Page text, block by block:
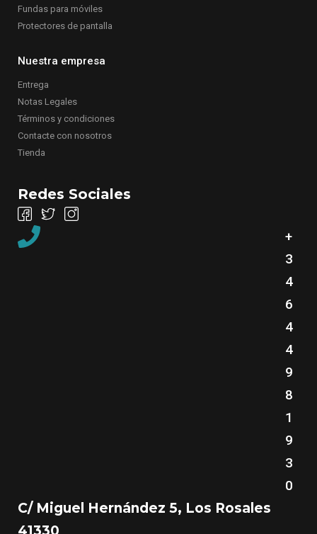
Fundas para móviles
Protectores de pantalla
Nuestra empresa
Entrega
Notas Legales
Términos y condiciones
Contacte con nosotros
Tienda
Redes Sociales
+
3
4
6
4
4
9
8
1
9
3
0
C/ Miguel Hernández 5, Los Rosales